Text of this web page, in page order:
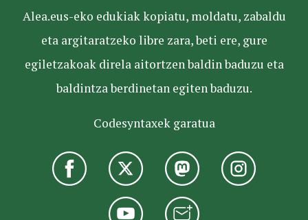
Alea.eus-eko edukiak kopiatu, moldatu, zabaldu
eta argitaratzeko libre zara, beti ere, gure
egiletzakoak direla aitortzen baldin baduzu eta
baldintza berdinetan egiten baduzu.
Codesyntaxek garatua